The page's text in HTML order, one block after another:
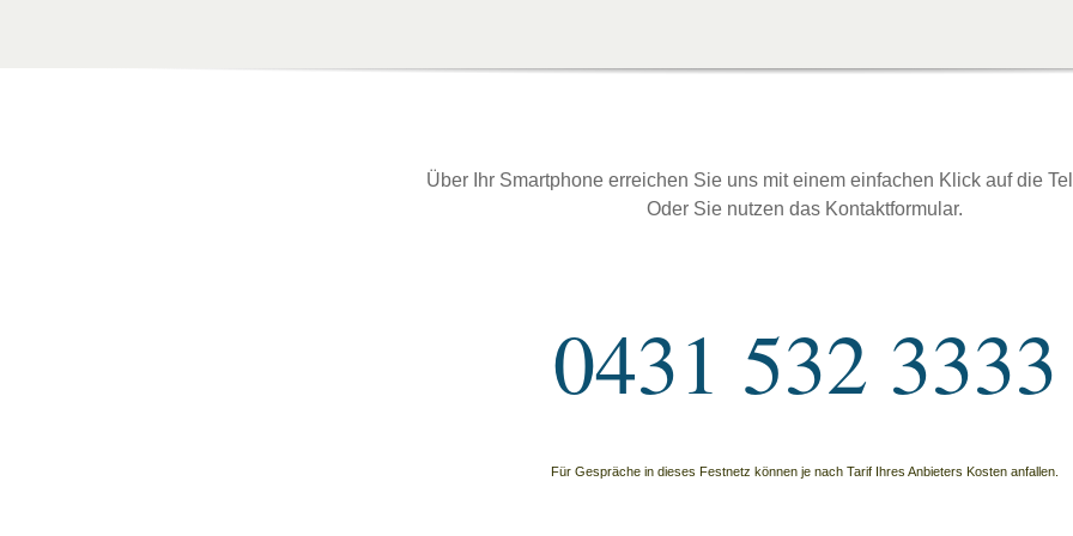
Über Ihr Smartphone erreichen Sie uns mit einem einfachen Klick auf die
Oder Sie nutzen das Kontaktformular.
0431 532 3333
Für Gespräche in dieses Festnetz können je nach Tarif Ihres Anbieters Kosten anfallen.